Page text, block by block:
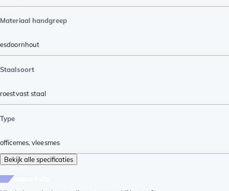
Materiaal handgreep
esdoornhout
Staalsoort
roestvast staal
Type
officemes,vleesmes
Bekijk alle specificaties